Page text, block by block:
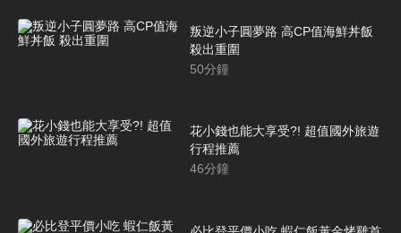
叛逆小子圓夢路 高CP值海鮮丼飯
殺出重圍
50分鐘
花小錢也能大享受?! 超值國外旅遊
行程推薦
46分鐘